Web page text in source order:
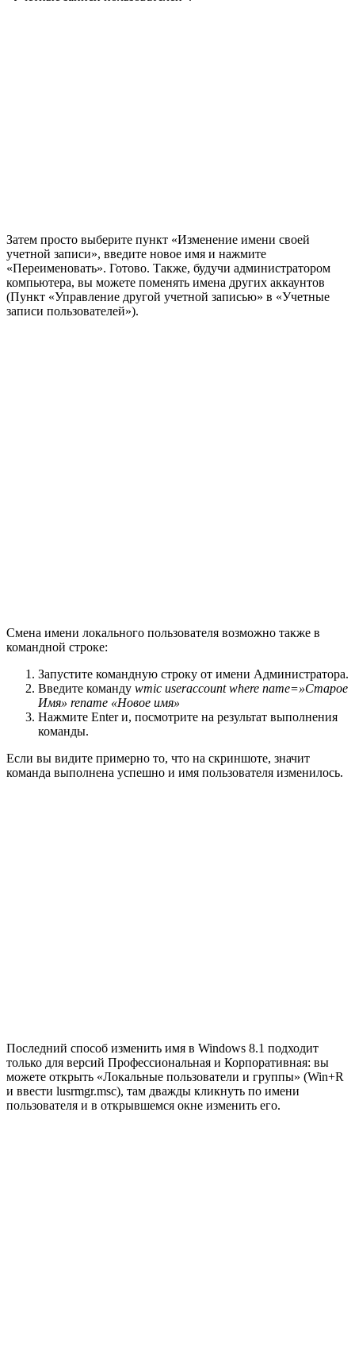
Затем просто выберите пункт «Изменение имени своей
учетной записи», введите новое имя и нажмите
«Переименовать». Готово. Также, будучи администратором
компьютера, вы можете поменять имена других аккаунтов
(Пункт «Управление другой учетной записью» в «Учетные
записи пользователей»).
Смена имени локального пользователя возможно также в
командной строке:
Запустите командную строку от имени Администратора.
Введите команду wmic useraccount where name=»Старое
Имя» rename «Новое имя»
Нажмите Enter и, посмотрите на результат выполнения
команды.
Если вы видите примерно то, что на скриншоте, значит
команда выполнена успешно и имя пользователя изменилось.
Последний способ изменить имя в Windows 8.1 подходит
только для версий Профессиональная и Корпоративная: вы
можете открыть «Локальные пользователи и группы» (Win+R
и ввести lusrmgr.msc), там дважды кликнуть по имени
пользователя и в открывшемся окне изменить его.